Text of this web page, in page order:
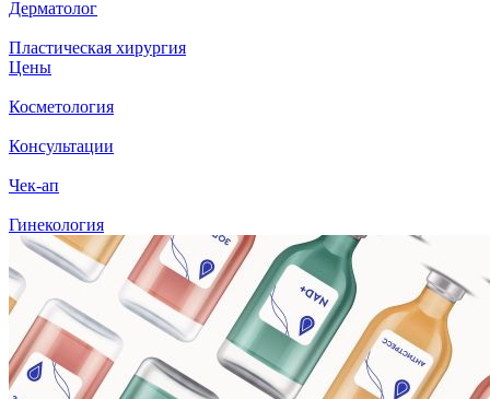
Дерматолог
Пластическая хирургия
Цены
Косметология
Консультации
Чек-ап
Гинекология